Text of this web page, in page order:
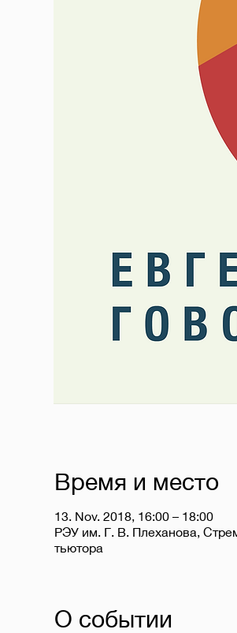
Время и место
13. Nov. 2018, 16:00 – 18:00
РЭУ им. Г. В. Плеханова,
тьютора
О событии